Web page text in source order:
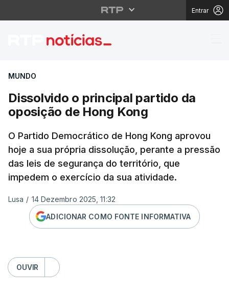
Entrar
Dissolvido o principal
MUNDO
Dissolvido o principal partido da
oposição de Hong Kong
O Partido Democrático de Hong Kong aprovou
hoje a sua própria dissolução, perante a pressão
das leis de segurança do território, que
impedem o exercício da sua atividade.
Lusa / 14 Dezembro 2025, 11:32
ADICIONAR COMO FONTE INFORMATIVA
OUVIR